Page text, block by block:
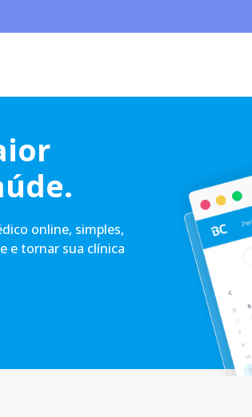
online, simples,
e tornar sua clínica